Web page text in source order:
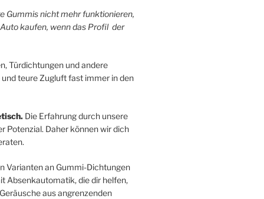
Gummis nicht mehr funktionieren,
kaufen, wenn das Profil der
Türdichtungen und andere
teure Zugluft fast immer in den
Die Erfahrung durch unsere
Potenzial. Daher können wir dich
Varianten an Gummi-Dichtungen
Absenkautomatik, die dir helfen,
aus angrenzenden